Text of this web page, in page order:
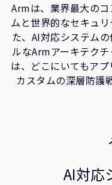
グローバル本社
110 Fulbourn Road
Cambridge, UK
CB1 9NJ
Tel: + 44(1223) 400
Armは、業界最大の
ムと世界的なセキュ
た、AI対応システム
ルなArmアーキテク
は、どこにいてもア
カスタムの深層防護
AI対応